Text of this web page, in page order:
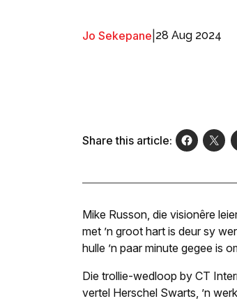
Jo Sekepane 28 Aug 2024
Share this article:
Mike Russon, die visionêre
met ’n groot hart is deur sy
hulle ’n paar minute gegee is
Die trollie-wedloop by CT
vertel Herschel Swarts, ’n